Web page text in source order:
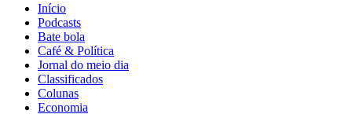
Início
Podcasts
Bate bola
Café & Política
Jornal do meio dia
Classificados
Colunas
Economia